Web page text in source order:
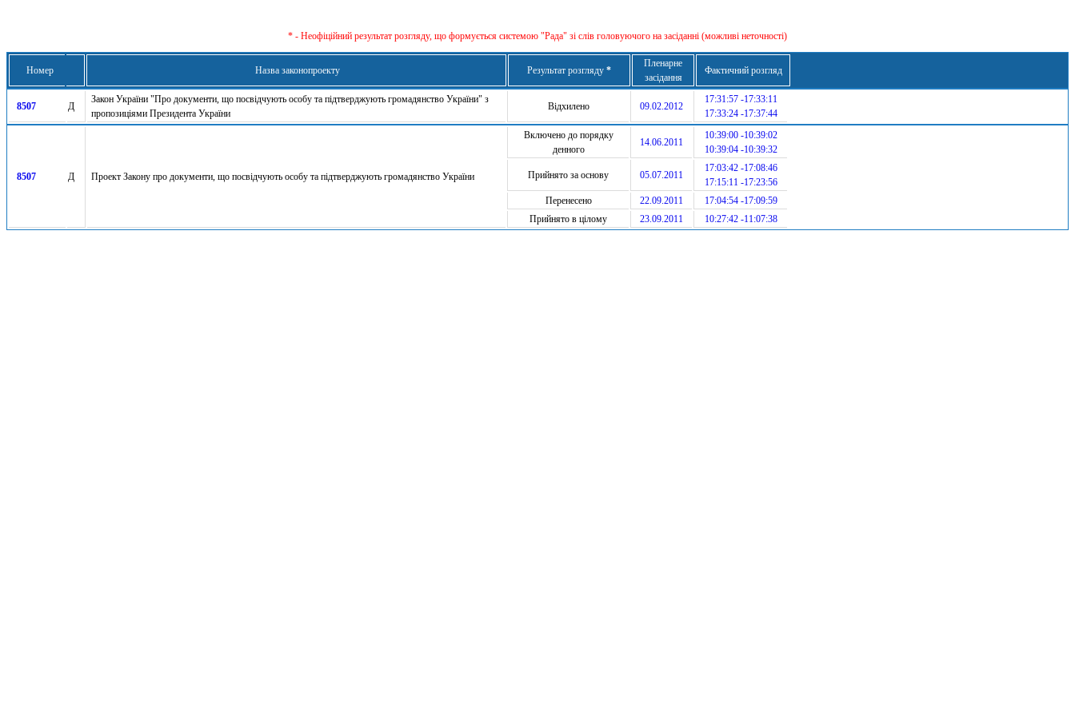
* - Неофіційний результат розгляду, що формується сиcтемою "Рада" зі слів головуючого на засіданні (можливі неточності)
Номер Назва законопроекту Результат розгляду *
Пленарне
засідання
Фактичний розгляд
8507 Д
Закон України "Про документи, що посвідчують особу та підтверджують громадянство України" з
пропозиціями Президента України
Відхилено 09.02.2012
17:31:57 -17:33:11
17:33:24 -17:37:44
8507 Д Проект Закону про документи, що посвідчують особу та підтверджують громадянство України
Включено до порядку
денного
14.06.2011
10:39:00 -10:39:02
10:39:04 -10:39:32
Прийнято за основу 05.07.2011
17:03:42 -17:08:46
17:15:11 -17:23:56
Перенесено
22.09.2011
17:04:54 -17:09:59
Прийнято в цілому
23.09.2011 10:27:42 -11:07:38